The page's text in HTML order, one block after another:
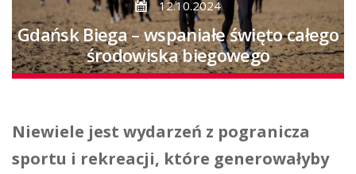
12.10.2024
Gdańsk Biega – wspaniałe święto całego
środowiska biegowego
Niewiele jest wydarzeń z pogranicza
sportu i rekreacji, które generowałyby